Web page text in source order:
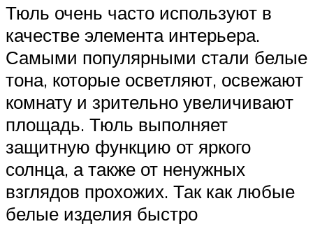
Тюль очень часто используют в
качестве элемента интерьера.
Самыми популярными стали белые
тона, которые осветляют, освежают
комнату и зрительно увеличивают
площадь. Тюль выполняет
защитную функцию от яркого
солнца, а также от ненужных
взглядов прохожих. Так как любые
белые изделия быстро